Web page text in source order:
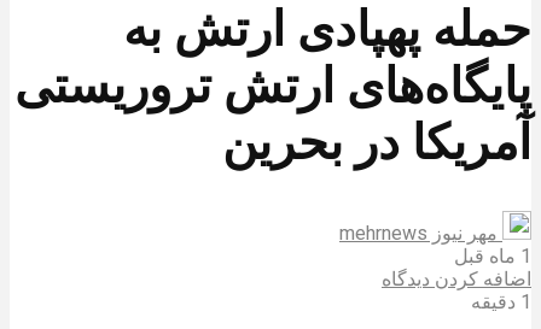
حمله پهپادی ارتش به
پایگاه‌های ارتش تروریستی
آمریکا در بحرین
مهر نیوز mehrnews
1 ماه قبل
اضافه کردن دیدگاه
1 دقیقه